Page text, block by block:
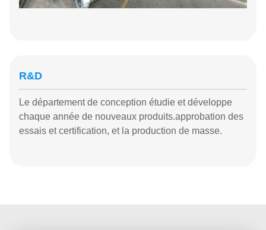
R&D
Le département de conception étudie et développe
chaque année de nouveaux produits.approbation des
essais et certification, et la production de masse.